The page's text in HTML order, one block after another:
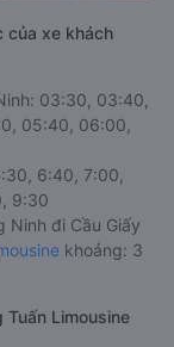
của xe khách
03:30, 03:40,
05:40, 06:00,
6:40, 7:00,
9:30
Ninh đi Cầu Giấy
khoảng: 3
Limousine